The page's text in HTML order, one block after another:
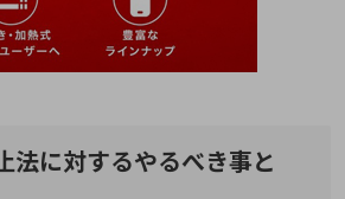
法に対するやるべき事と